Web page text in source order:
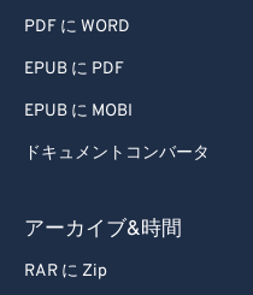
PDF に WORD
EPUB に PDF
EPUB に MOBI
ドキュメントコンバータ
アーカイブ&時間
RAR に Zip